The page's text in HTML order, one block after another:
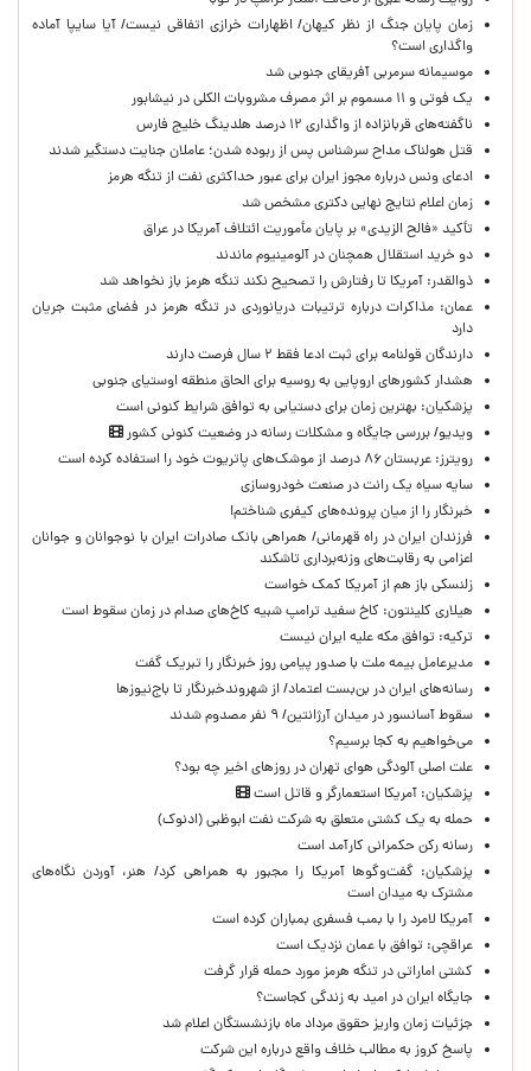
زمان پایان جنگ از نظر کیهان/ اظهارات خرازی اتفاقی نیست/ آیا سایپا آماده
واگذاری است؟
موسیمانه سرمربی آفریقای جنوبی شد
یک فوتی و ۱۱ مسموم بر اثر مصرف مشروبات الکلی در نیشابور
ناگفته‌های قربانزاده از واگذاری ۱۲ درصد هلدینگ خلیج فارس
قتل هولناک مداح سرشناس پس از ربوده شدن؛ عاملان جنایت دستگیر شدند
ادعای ونس درباره مجوز ایران برای عبور حداکثری نفت از تنگه هرمز
زمان اعلام نتایج نهایی دکتری مشخص شد
تأکید «فالح الزیدی» بر پایان مأموریت ائتلاف آمریکا در عراق
دو خرید استقلال همچنان در آلومینیوم ماندند
ذوالقدر: آمریکا تا رفتارش را تصحیح نکند تنگه هرمز باز نخواهد شد
عمان: مذاکرات درباره ترتیبات دریانوردی در تنگه هرمز در فضای مثبت جریان
دارد
دارندگان قولنامه برای ثبت ادعا فقط ۲ سال فرصت دارند
هشدار کشورهای اروپایی به روسیه برای الحاق منطقه اوستیای جنوبی
پزشکیان‌: بهترین زمان برای دستیابی به توافق شرایط کنونی است
ویدیو/ بررسی جایگاه و مشکلات رسانه در وضعیت کنونی کشور
رویترز: عربستان ۸۶ درصد از موشک‌های پاتریوت خود را استفاده کرده است
سایه سیاه یک رانت در صنعت خودروسازی
خبرنگار را از میان پرونده‌های کیفری شناختم!
​فرزندان ایران در راه قهرمانی/ همراهی بانک صادرات ایران با نوجوانان و جوانان
اعزامی به رقابت‌های وزنه‌برداری تاشکند
زلنسکی باز هم از آمریکا کمک خواست
هیلاری کلینتون: کاخ سفید ترامپ شبیه کاخ‌های صدام در زمان سقوط است
ترکیه: توافق مکه علیه ایران نیست
مدیرعامل بیمه ملت با صدور پیامی روز خبرنگار را تبریک گفت
رسانه‌های ایران در بن‌بست اعتماد/ از شهروندخبرنگار تا باج‌نیوزها
سقوط آسانسور در میدان آرژانتین/ ۹ نفر مصدوم شدند
می‌خواهیم به کجا برسیم؟
علت اصلی آلودگی هوای تهران در روزهای اخیر چه بود؟
پزشکیان: آمریکا استعمارگر و قاتل است
حمله به یک کشتی متعلق به شرکت نفت ابوظبی (ادنوک)
رسانه رکن حکمرانی کارآمد است
پزشکیان: گفت‌وگوها آمریکا را مجبور به همراهی کرد/ هنر، آوردن نگاه‌های
مشترک به میدان است
آمریکا لامرد را با بمب فسفری بمباران کرده است
عراقچی: توافق با عمان نزدیک است
کشتی اماراتی در تنگه هرمز مورد حمله قرار گرفت
جایگاه ایران در امید به زندگی کجاست؟
جزئیات زمان واریز حقوق مرداد ماه بازنشستگان اعلام شد
پاسخ کروز به مطالب خلاف واقع درباره این شرکت